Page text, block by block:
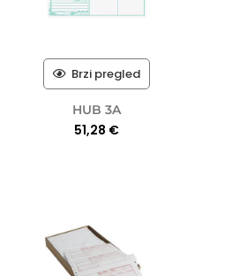
Brzi pregled
HUB 3A
51,28 €